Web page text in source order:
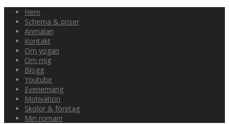
Hem
Schema & priser
Anmälan
Kontakt
Om yogan
Om mig
Blogg
Youtube
Evenemang
Motivation
Skolor & företag
Min roman!